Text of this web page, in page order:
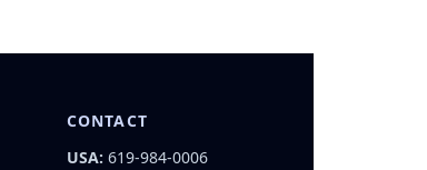
CONTACT
USA: 619-984-0006